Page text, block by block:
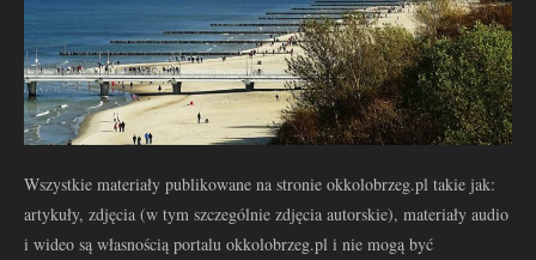
Wszystkie materiały publikowane na stronie okkolobrzeg.pl takie jak:
artykuły, zdjęcia (w tym szczególnie zdjęcia autorskie), materiały audio
i wideo są własnością portalu okkolobrzeg.pl i nie mogą być